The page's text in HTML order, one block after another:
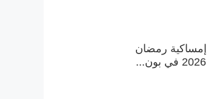
إمساكية رمضان
2026 في بون...